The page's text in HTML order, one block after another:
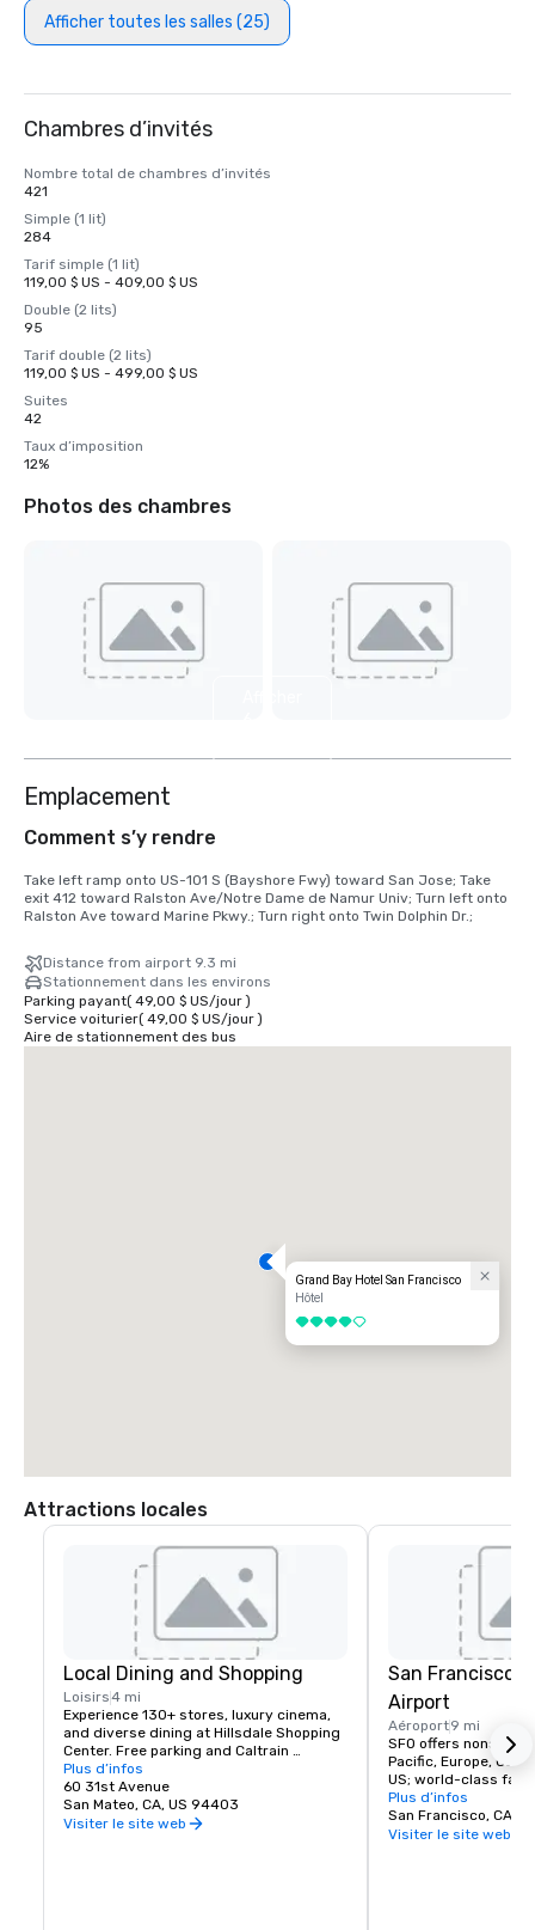
Afficher toutes les salles (25)
Chambres d’invités
Nombre total de chambres d’invités
421
Simple (1 lit)
284
Tarif simple (1 lit)
119,00 $ US - 409,00 $ US
Double (2 lits)
95
Tarif double (2 lits)
119,00 $ US - 499,00 $ US
Suites
42
Taux d’imposition
12%
Photos des chambres
Emplacement
Comment s’y rendre
Take left ramp onto US-101 S (Bayshore Fwy) toward San Jose; Take
exit 412 toward Ralston Ave/Notre Dame de Namur Univ; Turn left onto
Ralston Ave toward Marine Pkwy.; Turn right onto Twin Dolphin Dr.;
Distance from airport 9.3 mi
Stationnement dans les environs
Parking payant( 49,00 $ US/jour)
Service voiturier( 49,00 $ US/jour)
Aire de stationnement des bus
Grand Bay Hotel San Francisco
Hôtel
4 sur 5
Attractions locales
Local Dining and Shopping
Loisirs4 mi
Experience 130+ stores, luxury cinema,
and diverse dining at Hillsdale Shopping
Center. Free parking and Caltrain
accessible. The Peninsula's favorite
shopping destination.
Plus d’infos
60 31st Avenue
San Mateo, CA, US 94403
Visiter le site web
San Francisco
Airport
Aéroport9 mi
SFO offers nonstop
Pacific, Europe,
US; world-class
dining, and more!
Plus d’infos
San Francisco, CA,
Visiter le site web